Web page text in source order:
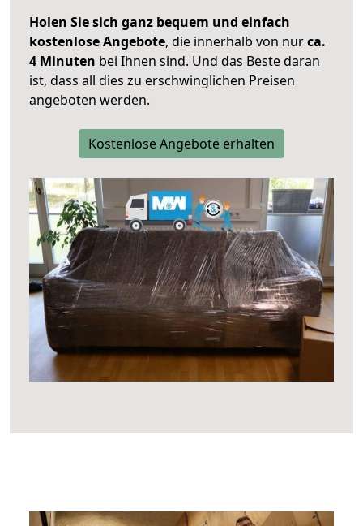
Holen Sie sich ganz bequem und einfach
kostenlose Angebote, die innerhalb von nurca.
4 Minuten bei Ihnen sind. Und das Beste daran
ist, dass all dies zu erschwinglichen Preisen
angeboten werden.
Kostenlose Angebote erhalten